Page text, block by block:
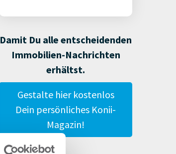
Damit Du alle entscheidenden
Immobilien-Nachrichten
erhältst.
Gestalte hier kostenlos
Dein persönliches Konii-
Magazin!